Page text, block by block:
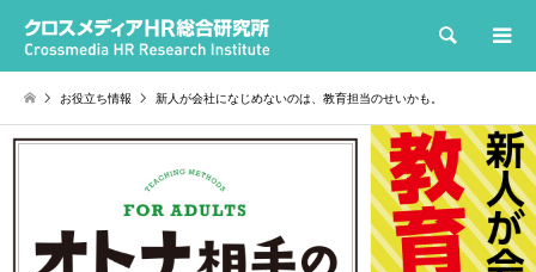
検索
お役立ち情報 新人が会社になじめないのは、教育担当のせいかも。